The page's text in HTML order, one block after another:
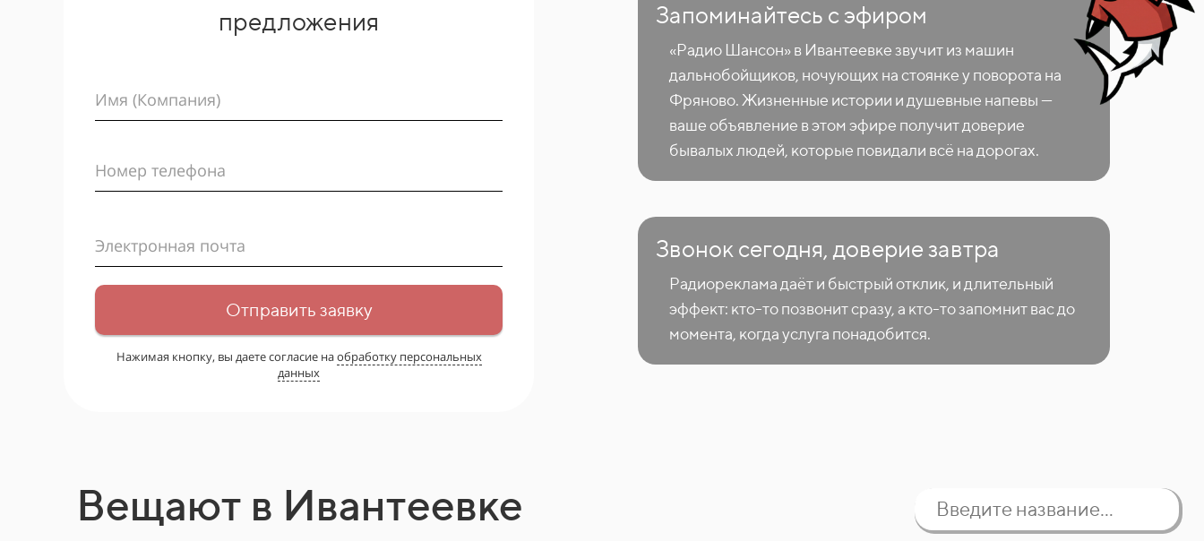
предложения
Имя (Компания)
Номер телефона
Электронная почта
Отправить заявку
Нажимая кнопку, вы даете согласие наобработку персональных
данных
Запоминайтесь с эфиром
«Радио Шансон» в Ивантеевке звучит из машин
дальнобойщиков, ночующих на стоянке у поворота на
Фряново. Жизненные истории и душевные напевы —
ваше объявление в этом эфире получит доверие
бывалых людей, которые повидали всё на дорогах.
Звонок сегодня, доверие завтра
Радиореклама даёт и быстрый отклик, и длительный
эффект: кто-то позвонит сразу, а кто-то запомнит вас до
момента, когда услуга понадобится.
Вещают в Ивантеевке